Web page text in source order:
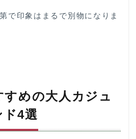
で印象はまるで別物になりま
めの大人カジュ
4選